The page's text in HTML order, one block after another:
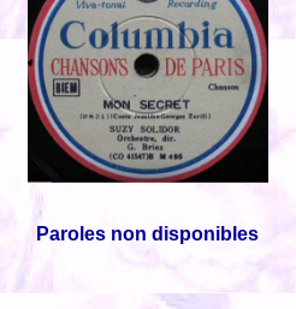
Paroles non disponibles